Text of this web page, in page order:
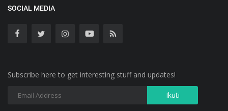
SOCIAL MEDIA
Subscribe here to get interesting stuff and updates!